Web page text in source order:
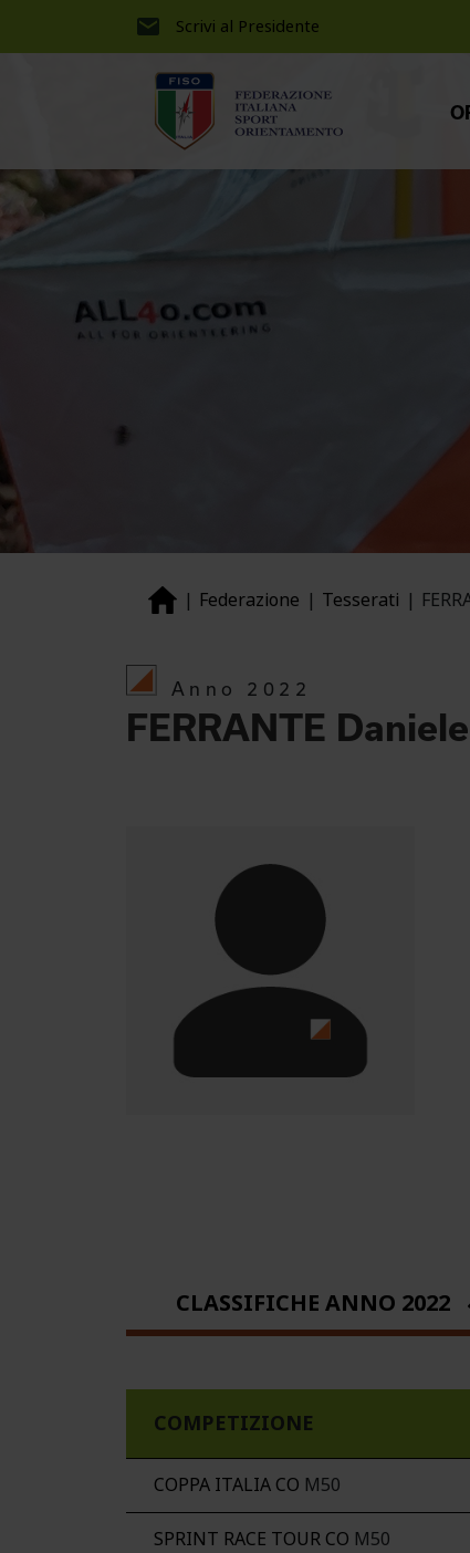
Scrivi al Presidente
Federazione Tesserati
Anno 2022
FERRANTE Daniele
CLASSIFICHE ANNO 2022
COMPETIZIONE
COPPA ITALIA CO M50
SPRINT RACE TOUR CO M50